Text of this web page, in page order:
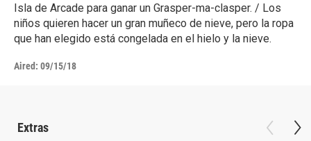
Isla de Arcade para ganar un Grasper-ma-clasper. / Los
niños quieren hacer un gran muñeco de nieve, pero la ropa
que han elegido está congelada en el hielo y la nieve.
Aired: 09/15/18
Extras